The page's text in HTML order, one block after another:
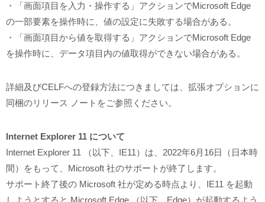
・「画面項目を入力・操作する」アクションでMicrosoft Edge
の一部要素を操作時に、値の設定に失敗する場合がある。
・「画面項目から値を取得する」アクションでMicrosoft Edge
を操作時に、データ項目内の値取得ができない場合がある。
詳細及びCELFへの登録方法につきましては、拡張オプションに
同梱のリリース ノートをご参照ください。
Internet Explorer 11 について
Internet Explorer 11 （以下、IE11）は、2022年6月16日（日本時
間）をもって、Microsoft 社のサポートが終了します。
サポート終了後の Microsoft 社が定める時点より、IE11 を起動
しようとすると Microsoft Edge （以下、Edge）が起動するよう